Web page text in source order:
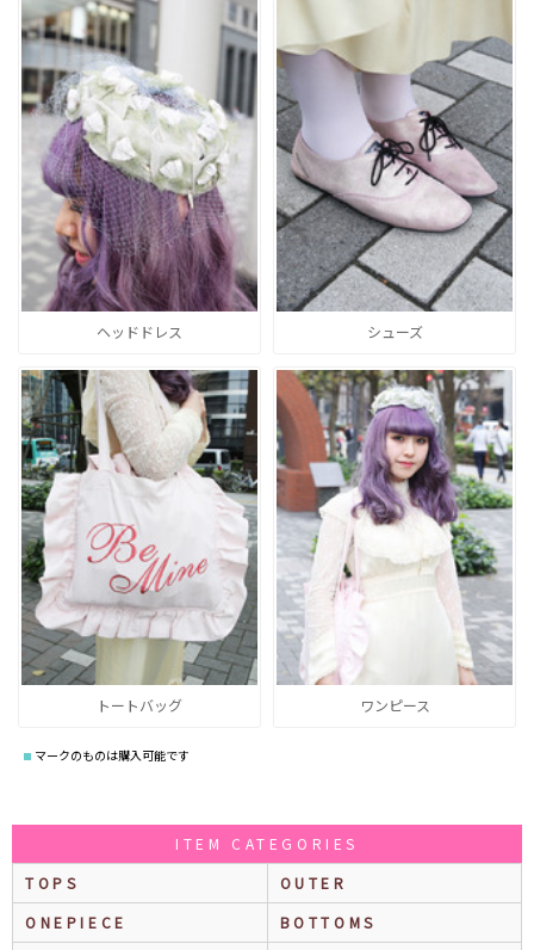
ヘッドドレス シューズ
トートバッグ ワンピース
マークのものは購入可能です
ITEM CATEGORIES
TOPS
OUTER
ONEPIECE
BOTTOMS